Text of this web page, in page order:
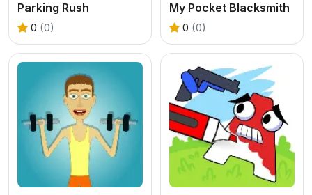
Parking Rush
0 (0)
My Pocket Blacksmith
0 (0)